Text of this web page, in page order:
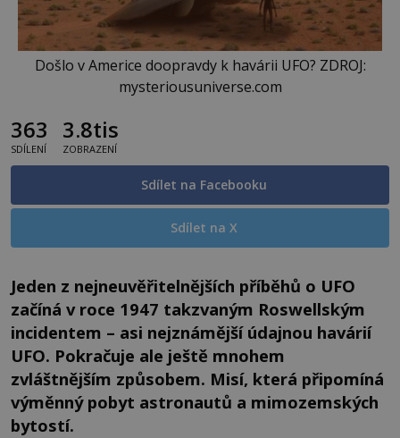
Došlo v Americe doopravdy k havárii UFO? ZDROJ:
mysteriousuniverse.com
363
SDÍLENÍ
3.8tis
ZOBRAZENÍ
Sdílet na Facebooku
Sdílet na X
Jeden z nejneuvěřitelnějších příběhů o UFO
začíná v roce 1947 takzvaným Roswellským
incidentem – asi nejznámější údajnou havárií
UFO. Pokračuje ale ještě mnohem
zvláštnějším způsobem. Misí, která připomíná
výměnný pobyt astronautů a mimozemských
bytostí.